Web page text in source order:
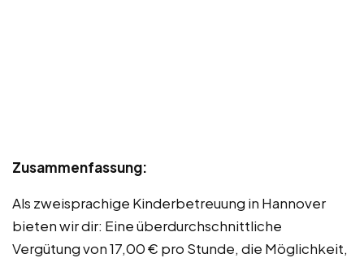
Zusammenfassung:
Als zweisprachige Kinderbetreuung in Hannover
bieten wir dir: Eine überdurchschnittliche
Vergütung von 17,00 € pro Stunde, die Möglichkeit,